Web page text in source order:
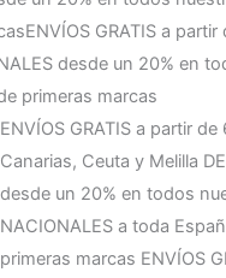
y desde 150€ a Canarias,
NACIONALES a
ENVÍOS GRATIS a partir
Canarias, Ceuta y Melilla
desde un 20% en todos
NACIONALES a toda
primeras marcas ENVÍOS